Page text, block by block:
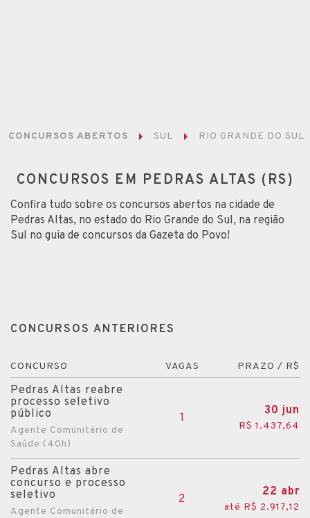
CONCURSOS ABERTOS SUL RIO GRANDE DO SUL
CONCURSOS EM PEDRAS ALTAS (RS)
Confira tudo sobre os concursos abertos na cidade de
Pedras Altas, no estado do Rio Grande do Sul, na região
Sul no guia de concursos da Gazeta do Povo!
CONCURSOS ANTERIORES
CONCURSO VAGAS PRAZO / R$
Pedras Altas reabre
processo seletivo
público
Agente Comunitário de
Saúde (40h)
1
30 jun
R$ 1.437,64
Pedras Altas abre
concurso e processo
seletivo
Agente Comunitário de
2
22 abr
até R$ 2.917,12